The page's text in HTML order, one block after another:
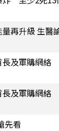
長及軍購網絡
長及軍購網絡
先看